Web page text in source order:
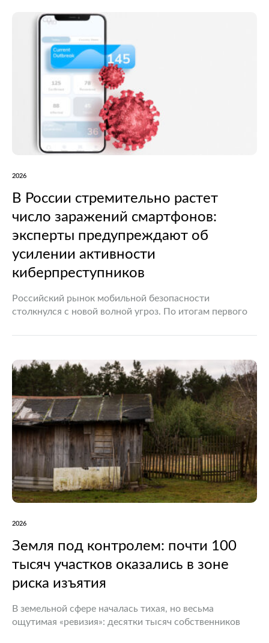
испытание…
2026
В России стремительно растет
число заражений смартфонов:
эксперты предупреждают об
усилении активности
киберпреступников
Российский рынок мобильной безопасности
столкнулся с новой волной угроз. По итогам первого
вредоносным программным обеспечением мобильных
аналогичным…
2026
Земля под контролем: почти 100
тысяч участков оказались в зоне
риска изъятия
В земельной сфере началась тихая, но весьма
ощутимая «ревизия»: десятки тысяч собственников